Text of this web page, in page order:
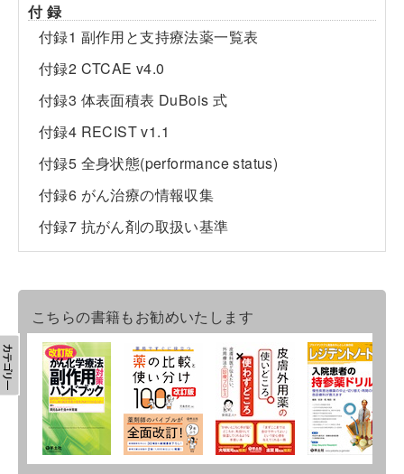
付 録
付録1 副作用と支持療法薬一覧表
付録2 CTCAE v4.0
付録3 体表面積表 DuBois 式
付録4 RECIST v1.1
付録5 全身状態(performance status)
付録6 がん治療の情報収集
付録7 抗がん剤の取扱い基準
こちらの書籍もお勧めいたします